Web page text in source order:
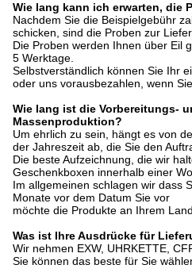
Wie lang kann ich erwarten, die
Nachdem Sie die Beispielgebühr
schicken, sind die Proben zur
Die Proben werden Ihnen über Eil
5 Werktage.
Selbstverständlich können Sie Ihr
oder uns vorausbezahlen, wenn
Wie lang ist die Vorbereitungs-
Massenproduktion?
Um ehrlich zu sein, hängt es von
der Jahreszeit ab, die Sie den
Die beste Aufzeichnung, die wir
Geschenkboxen innerhalb einer
Im allgemeinen schlagen wir dass
Monate vor dem Datum Sie vor
möchte die Produkte an Ihrem
Was ist Ihre Ausdrücke für
Wir nehmen EXW, UHRKETTE,
Sie können das beste für Sie